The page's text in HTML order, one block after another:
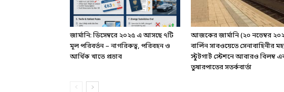
জার্মানি: ডিসেম্বরে ২০২৫ এ আসছে ৭টি
মূল পরিবর্তন – নাগরিকত্ব, পরিবহন ও
আর্থিক খাতে প্রভাব
আজকের জার্মানি (২০ নভেম্বর
বার্লিন সাবওয়েতে সেনাবাহিনীর
স্টুটগার্ট স্টেশনে আবারও বিলম্ব
তুষারপাতের সতর্কবার্তা